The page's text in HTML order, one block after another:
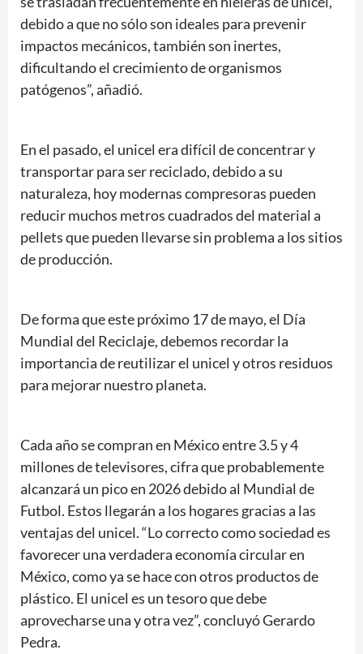
debido a que no sólo son ideales para prevenir
impactos mecánicos, también son inertes,
dificultando el crecimiento de organismos
patógenos”, añadió.
En el pasado, el unicel era difícil de concentrar y
transportar para ser reciclado, debido a su
naturaleza, hoy modernas compresoras pueden
reducir muchos metros cuadrados del material a
pellets que pueden llevarse sin problema a los sitios
de producción.
De forma que este próximo 17 de mayo, el Día
Mundial del Reciclaje, debemos recordar la
importancia de reutilizar el unicel y otros residuos
para mejorar nuestro planeta.
Cada año se compran en México entre 3.5 y 4
millones de televisores, cifra que probablemente
alcanzará un pico en 2026 debido al Mundial de
Futbol. Estos llegarán a los hogares gracias a las
ventajas del unicel. “Lo correcto como sociedad es
favorecer una verdadera economía circular en
México, como ya se hace con otros productos de
plástico. El unicel es un tesoro que debe
aprovecharse una y otra vez”, concluyó Gerardo
Pedra.